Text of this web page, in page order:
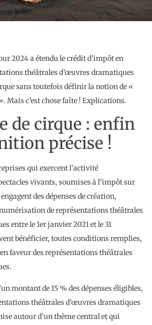
2024 a étendu le crédit d’impôt en
théâtrales d’œuvres dramatiques
sans toutefois définir la notion de «
Mais c’est chose faîte ! Explications.
de cirque : enfin
précise !
qui exercent l’activité
vivants, soumises à l’impôt sur
des dépenses de création,
de représentations théâtrales
entre le 1er janvier 2021 et le 31
bénéficier, toutes conditions remplies,
faveur des représentations théâtrales
montant de 15 % des dépenses éligibles,
théâtrales d’œuvres dramatiques
autour d’un thème central et qui